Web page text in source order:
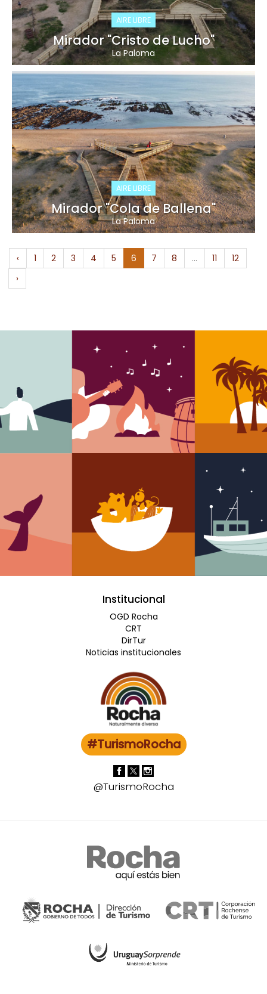
AIRE LIBRE
Mirador "Cristo de Lucho"
La Paloma
AIRE LIBRE
Mirador "Cola de Ballena"
La Paloma
‹ 1 2 3 4 5 6 7 8 ... 11
12
›
Institucional
OGD Rocha
CRT
DirTur
Noticias institucionales
#TurismoRocha
@TurismoRocha